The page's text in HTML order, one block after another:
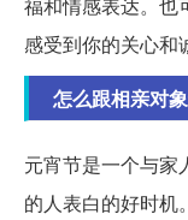
福和情感表达。也
感受到你的关心和
怎么跟相亲对
元宵节是一个与家
的人表白的好时机